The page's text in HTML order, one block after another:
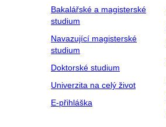
Bakalářské a magisterské
studium
Navazující magisterské
studium
Doktorské studium
Univerzita na celý život
E-přihláška